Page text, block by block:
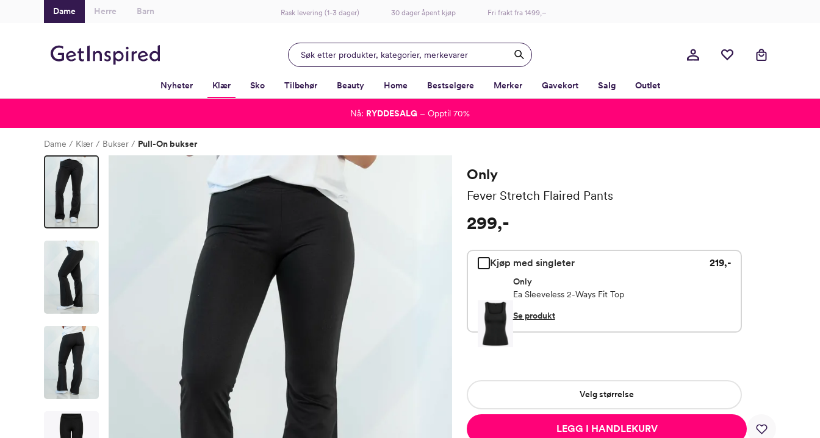
Dame Herre Barn Rask levering (1-3 dager) 30 dager åpent kjøp Fri frakt fra 1499,–
Nyheter Klær Sko Tilbehør Beauty Home Bestselgere Merker Gavekort Salg Outlet
Dame Klær Bukser Pull-On bukser
Only
Fever Stretch Flaired Pants
299,-
Kjøp med singleter 219,-
Only
Ea Sleeveless 2-Ways Fit Top
Se produkt
Velg størrelse
LEGG I HANDLEKURV
Nå: RYDDESALG – Opptil 70%
-
-
-
-